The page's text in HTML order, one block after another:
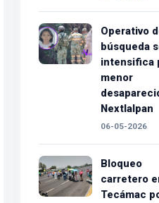
Operativo
búsqueda
intensifica
menor
Nextlalpan
06-05-2026
Bloqueo
carretero
Tecámac